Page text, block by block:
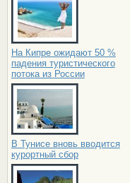
На Кипре ожидают 50 %
падения туристического
потока из России
В Тунисе вновь вводится
курортный сбор